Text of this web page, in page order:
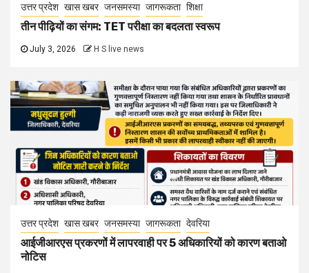
उत्तर प्रदेश खास खबर जनसमस्या जागरूकता शिक्षा
तीन पीढ़ियों का संगम: TET परीक्षा का बदलता स्वरूप
July 3, 2026 H S live news
उत्तर प्रदेश खास खबर जनसमस्या जागरूकता देवरिया
आईजीआरएस प्रकरणों में लापरवाही पर 5 अधिकारियों को कारण बताओ
नोटिस